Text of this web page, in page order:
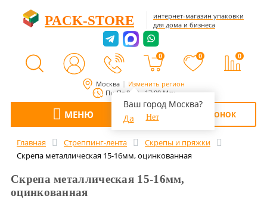
Москва Изменить регион
Ваш город Москва?
Да
Нет
Пн-Пт 8:00 - 17:00 Мск
PACK-STORE
интернет-магазин упаковки
для дома и бизнеса
0 0 0
МЕНЮ ОБРАТНЫЙ ЗВОНОК
Главная Стреппинг-лента
Скрепы и пряжки
Скрепа металлическая 15-16мм, оцинкованная
Скрепа металлическая 15-16мм,
оцинкованная